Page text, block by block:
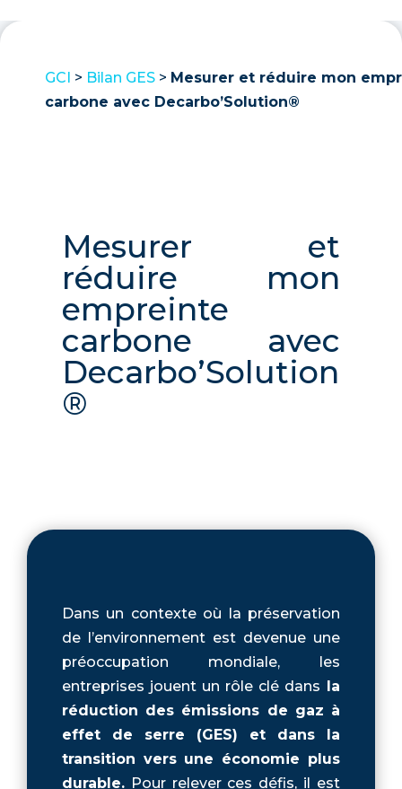
GCI > Bilan GES > Mesurer et réduire mon
carbone avec Decarbo’Solution®
Mesurer et
réduire mon
empreinte
carbone avec
Decarbo’Solution
®
Dans un contexte où la préservation
de l’environnement est devenue une
préoccupation mondiale, les
entreprises jouent un rôle clé dans la
réduction des émissions de gaz à
effet de serre (GES) et dans la
transition vers une économie plus
durable.Pour relever ces défis, il est